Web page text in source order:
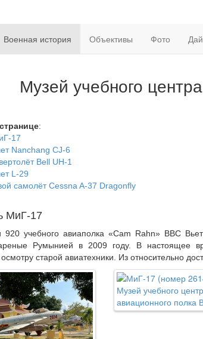
Военная история Объективы Фото
Музей учебного
:
17
Nanchang СJ-6
Bell UH-1
L-29
самолёт Cessna A-37 Dragonfly
МиГ-17
920 учебного авиаполка «Cam Rahn» ВВС
Румынией в 2009 году. В настоящее
старой авиатехники. Из относительно